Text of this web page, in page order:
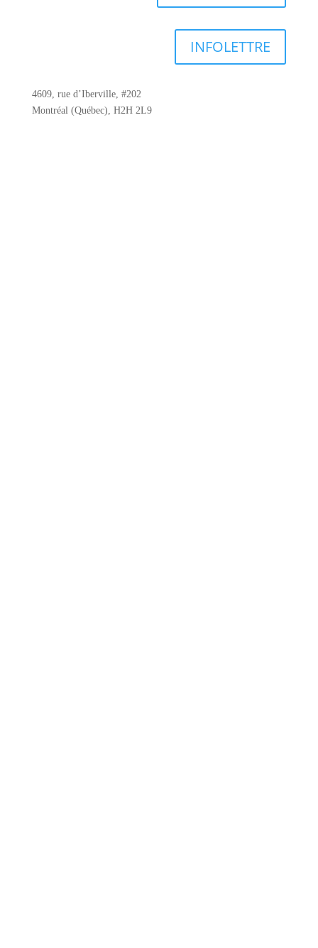
INFOLETTRE
4609, rue d’Iberville, #202
Montréal (Québec), H2H 2L9